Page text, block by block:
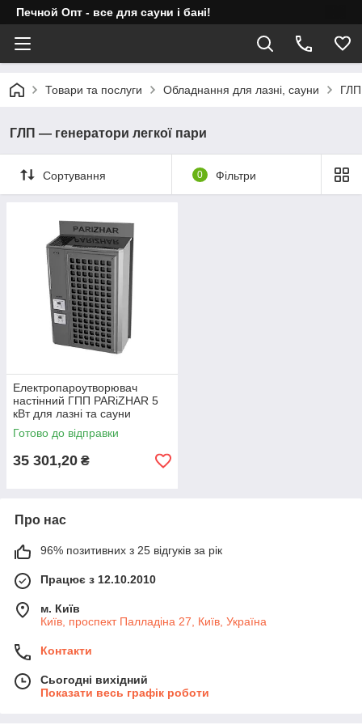
Печной Опт - все для сауни і бані!
Товари та послуги Обладнання для лазні, сауни ГЛП
ГЛП — генератори легкої пари
Сортування 0 Фільтри
Електропароутворювач
настінний ГПП PARiZHAR 5
кВт для лазні та сауни
Готово до відправки
35 301,20 ₴
Про нас
96% позитивних з 25 відгуків за рік
Працює з 12.10.2010
м. Київ
Київ, проспект Палладіна 27, Київ, Україна
Контакти
Сьогодні вихідний
Показати весь графік роботи